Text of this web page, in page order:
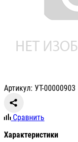
Артикул: УТ-00000903
Сравнить
Характеристики